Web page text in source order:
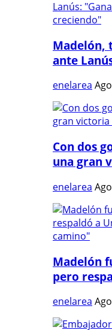
Madelón,
ante
enelarea
Con dos
una gran
enelarea
Madelón
pero
enelarea